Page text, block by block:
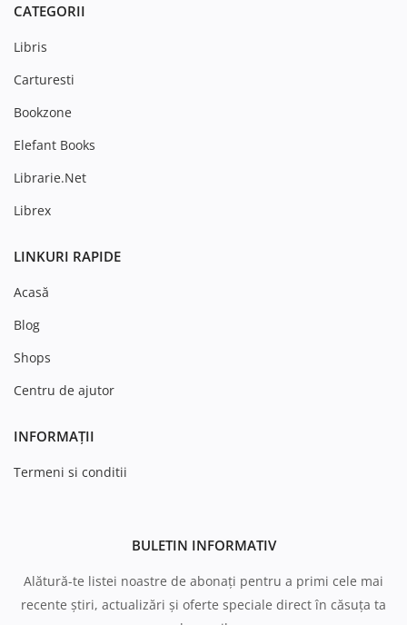
CATEGORII
Libris
Carturesti
Bookzone
Elefant Books
Librarie.Net
Librex
LINKURI RAPIDE
Acasă
Blog
Shops
Centru de ajutor
INFORMAȚII
Termeni si conditii
BULETIN INFORMATIV
Alătură-te listei noastre de abonați pentru a primi cele mai
recente știri, actualizări și oferte speciale direct în căsuța ta